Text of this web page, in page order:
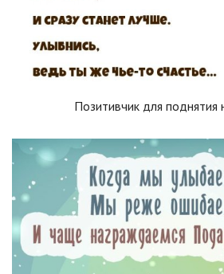
Позитивчик для поднятия